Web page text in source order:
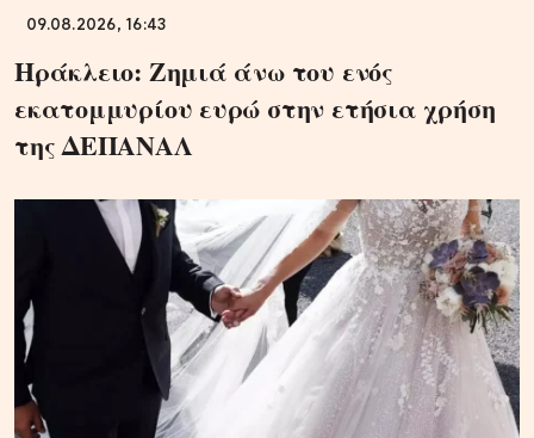
09.08.2026, 16:43
Ηράκλειο: Ζημιά άνω του ενός
εκατομμυρίου ευρώ στην ετήσια χρήση
της ΔΕΠΑΝΑΛ